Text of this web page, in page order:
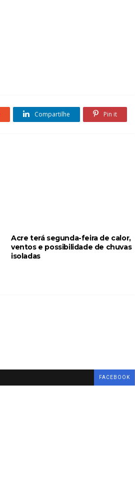
Compartilhe Pin it
Acre terá segunda-feira de calor,
ventos e possibilidade de chuvas
isoladas
FACEBOOK